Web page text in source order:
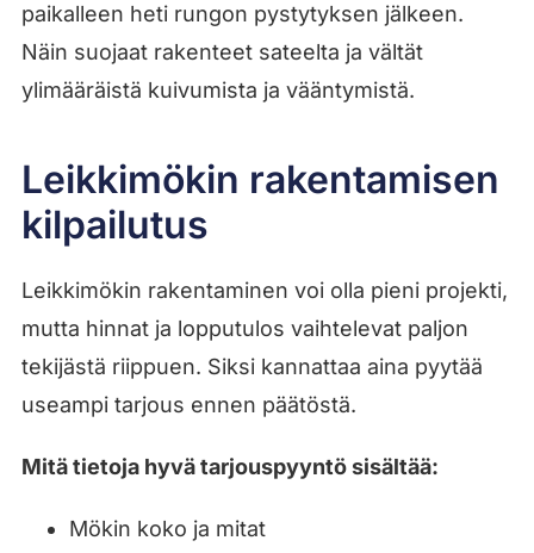
paikalleen heti rungon pystytyksen jälkeen.
Näin suojaat rakenteet sateelta ja vältät
ylimääräistä kuivumista ja vääntymistä.
Leikkimökin rakentamisen
kilpailutus
Leikkimökin rakentaminen voi olla pieni projekti,
mutta hinnat ja lopputulos vaihtelevat paljon
tekijästä riippuen. Siksi kannattaa aina pyytää
useampi tarjous ennen päätöstä.
Mitä tietoja hyvä tarjouspyyntö sisältää:
Mökin koko ja mitat